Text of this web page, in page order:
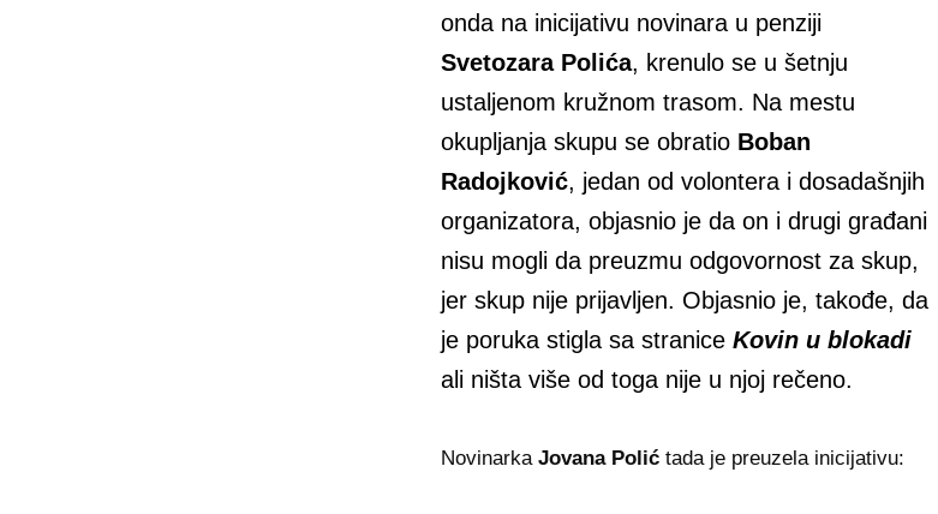
onda na inicijativu novinara u penziji
Svetozara Polića, krenulo se u šetnju
ustaljenom kružnom trasom. Na mestu
okupljanja skupu se obratio Boban
Radojković, jedan od volontera i dosadašnjih
organizatora, objasnio je da on i drugi građani
nisu mogli da preuzmu odgovornost za skup,
jer skup nije prijavljen. Objasnio je, takođe, da
je poruka stigla sa stranice Kovin u blokadi
ali ništa više od toga nije u njoj rečeno.
Novinarka Jovana Polić tada je preuzela inicijativu: